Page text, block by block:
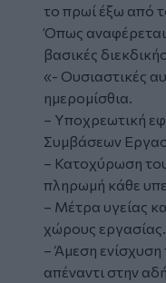
το πρωί έξω από
Όπως αναφέρεται
βασικές
«- Ουσιαστικές
ημερομίσθια.
– Υποχρεωτική
Συμβάσεων
– Κατοχύρωση
πληρωμή κάθε
– Μέτρα υγείας
χώρους εργασίας.
– Άμεση
απέναντι στην